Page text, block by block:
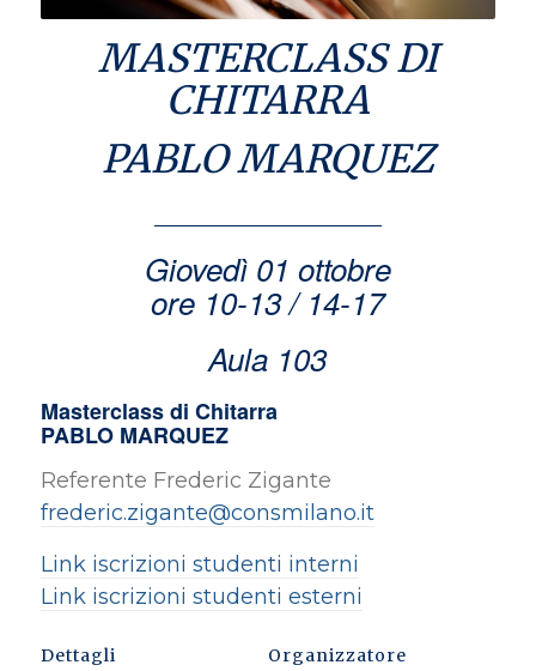
MASTERCLASS DI
CHITARRA
PABLO MARQUEZ
Giovedì 01 ottobre
ore 10-13 / 14-17
Aula 103
Masterclass di Chitarra
PABLO MARQUEZ
Referente Frederic Zigante
frederic.zigante@consmilano.it
Link iscrizioni studenti interni
Link iscrizioni studenti esterni
Dettagli Organizzatore